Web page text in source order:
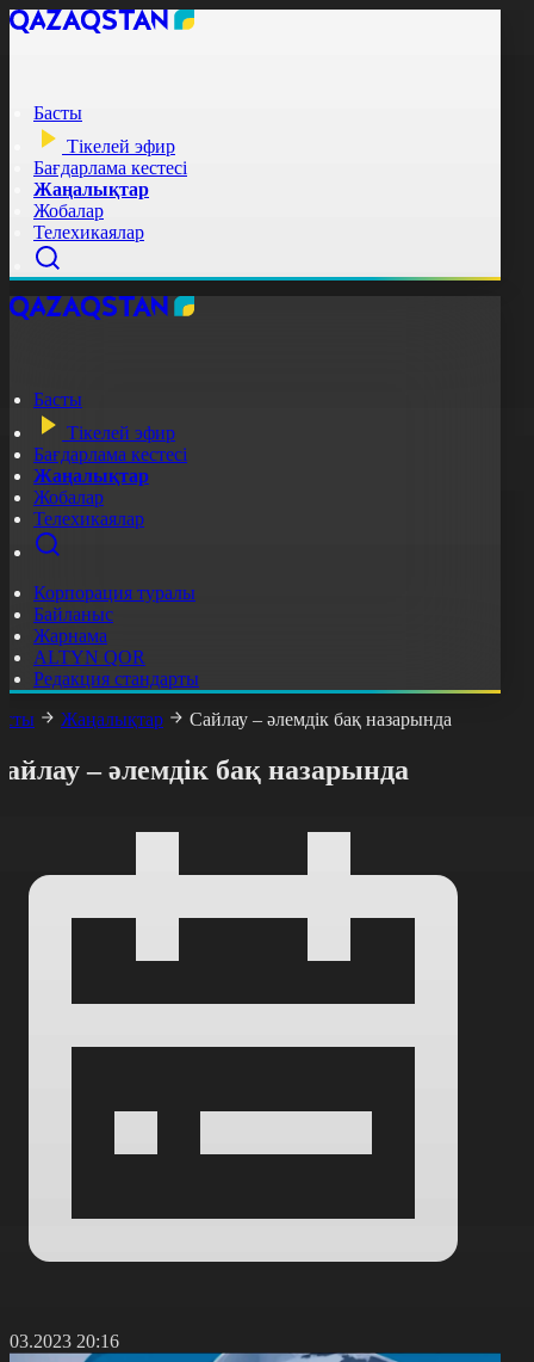
Басты
Тікелей эфир
Бағдарлама кестесі
Жаңалықтар
Жобалар
Телехикаялар
Басты
Тікелей эфир
Бағдарлама кестесі
Жаңалықтар
Жобалар
Телехикаялар
Корпорация туралы
Байланыс
Жарнама
ALTYN QOR
Редакция стандарты
Жаңалықтар Сайлау – әлемдік бақ назарында
– әлемдік бақ назарында
20:16